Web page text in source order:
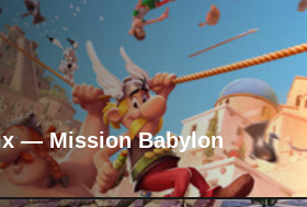
— Mission Babylon